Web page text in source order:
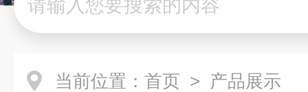
当前位置： 首页 > 产品展示